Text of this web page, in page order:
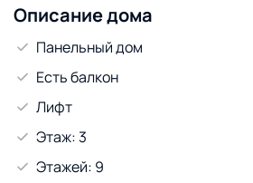
Для удобства гостей есть смарт
духовой шкаф, посудомойка, СВЧ,
фен, утюг, столовые приборы и
постельное белье по количеству
сахар, соль и тд
Идеально подходит для туристов,
командированных работников.
Стоимость проживания зависит от
и дат найма жилья.
Описание дома
Панельный дом
Есть балкон
Лифт
Этаж: 3
Этажей: 9